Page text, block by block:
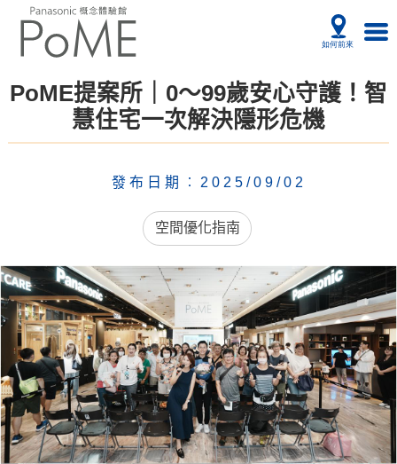
PoME提案所｜0～99歲安心守護！智
慧住宅一次解決隱形危機
空間優化指南
發布日期︰2025/09/02